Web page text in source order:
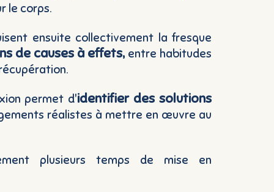
le corps.
ensuite collectivement la fresque
de causes à effets, entre habitudes
permet d'identifier des solutions
réalistes à mettre en œuvre au
plusieurs temps de mise en